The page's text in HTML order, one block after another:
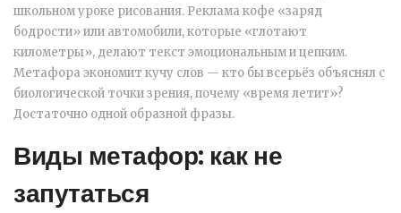
школьном уроке рисования. Реклама кофе «заряд
бодрости» или автомобили, которые «глотают
километры», делают текст эмоциональным и цепким.
Метафора экономит кучу слов — кто бы всерьёз объяснял с
биологической точки зрения, почему «время летит»?
Достаточно одной образной фразы.
Виды метафор: как не
запутаться